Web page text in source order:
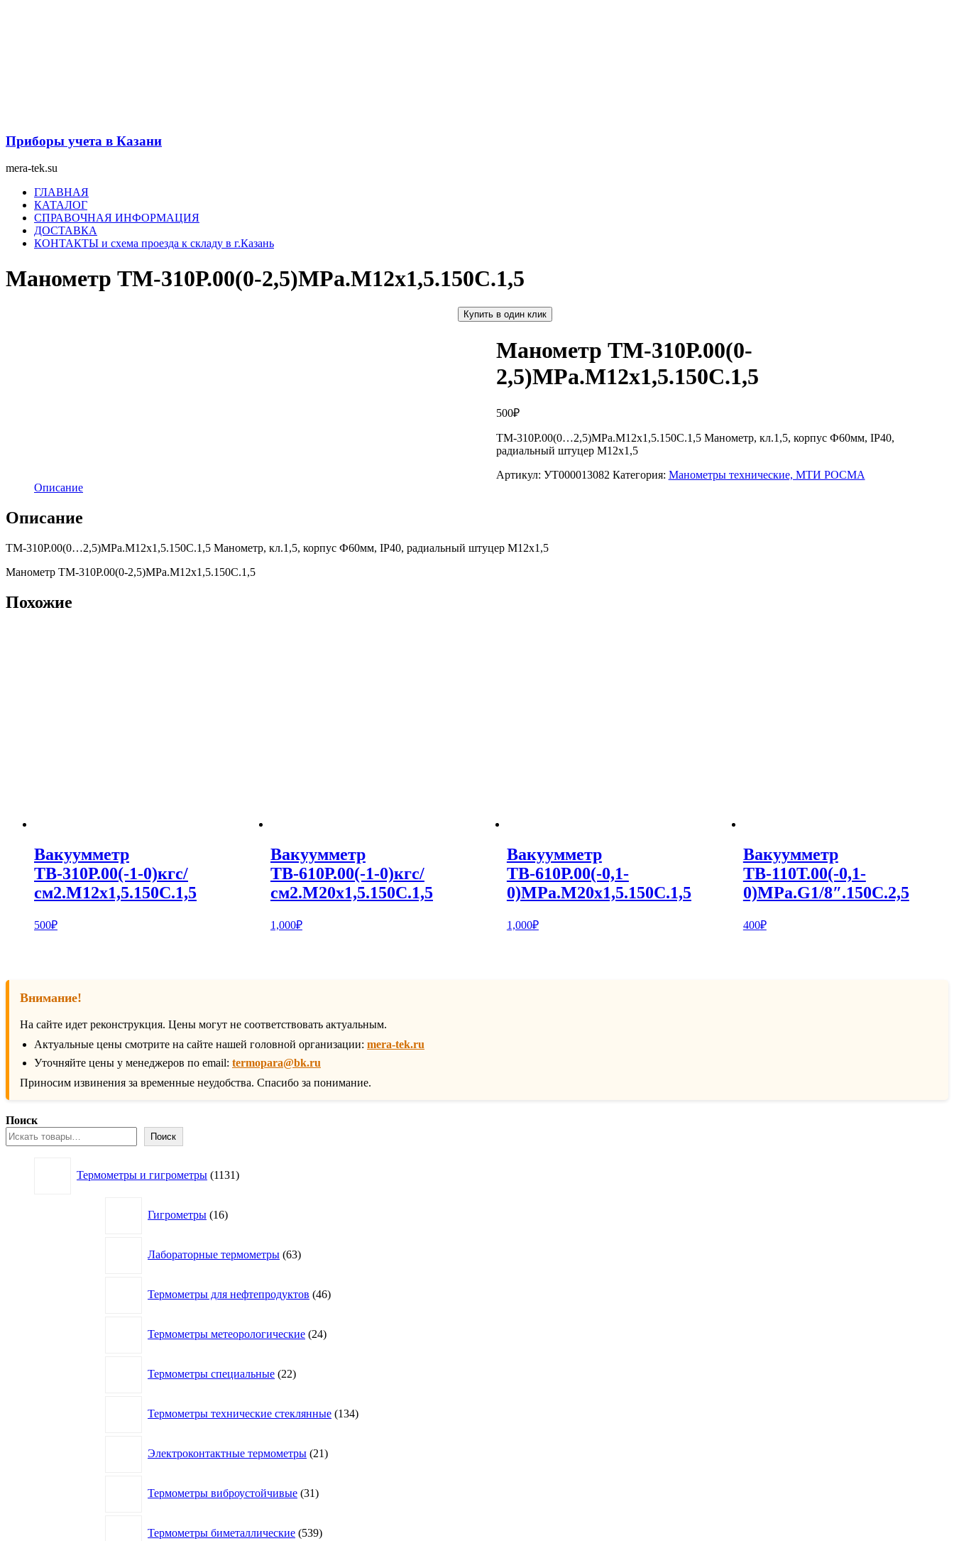
Приборы учета в Казани
mera-tek.su
МенюГЛАВНАЯ
КАТАЛОГ
СПРАВОЧНАЯ ИНФОРМАЦИЯ
ДОСТАВКА
КОНТАКТЫ и схема проезда к складу в г.Казань
Манометр ТМ-310Р.00(0-2,5)MPa.M12х1,5.150С.1,5
Купить в один клик
Манометр ТМ-310Р.00(0-
2,5)MPa.M12х1,5.150С.1,5
500₽
ТМ-310Р.00(0…2,5)MPa.M12х1,5.150С.1,5 Манометр, кл.1,5, корпус Ф60мм, IP40,
радиальный штуцер M12х1,5
Артикул: УТ000013082 Категория: Манометры технические, МТИ РОСМА
Описание
Описание
ТМ-310Р.00(0…2,5)MPa.M12х1,5.150С.1,5 Манометр, кл.1,5, корпус Ф60мм, IP40, радиальный штуцер M12х1,5
Манометр ТМ-310Р.00(0-2,5)MPa.M12х1,5.150С.1,5
Похожие
Вакуумметр
ТВ-310Р.00(-1-0)кгс/
см2.M12х1,5.150С.1,5
500₽
Вакуумметр
ТВ-610Р.00(-1-0)кгс/
см2.M20х1,5.150С.1,5
1,000₽
Вакуумметр
ТВ-610Р.00(-0,1-
0)MPa.M20х1,5.150С.1,5
1,000₽
Вакуумметр
ТВ-110Т.00(-0,1-
0)MPa.G1/8″.150С.2,5
400₽
Внимание!
На сайте идет реконструкция. Цены могут не соответствовать актуальным.
Актуальные цены смотрите на сайте нашей головной организации: mera-tek.ru
Уточняйте цены у менеджеров по email: termopara@bk.ru
Приносим извинения за временные неудобства. Спасибо за понимание.
Поиск
Поиск
Термометры и гигрометры 1131 товар
Гигрометры 16товаров
Лабораторные термометры 63товара
Термометры для нефтепродуктов 46товаров
Термометры метеорологические 24товара
Термометры специальные 22товара
Термометры технические стеклянные 134товара
Электроконтактные термометры 21 товар
Термометры виброустойчивые 31 товар
Термометры биметаллические 539товаров